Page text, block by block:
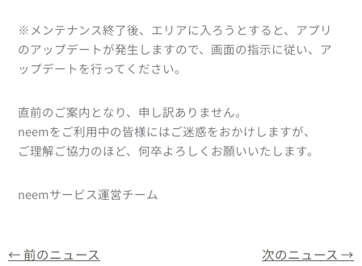
※メンテナンス終了後、エリアに入ろうとすると、アプリ
のアップデートが発生しますので、画面の指示に従い、ア
ップデートを行ってください。
直前のご案内となり、申し訳ありません。
neemをご利用中の皆様にはご迷惑をおかけしますが、
ご理解ご協力のほど、何卒よろしくお願いいたします。
neemサービス運営チーム
← 前のニュース 次のニュース→